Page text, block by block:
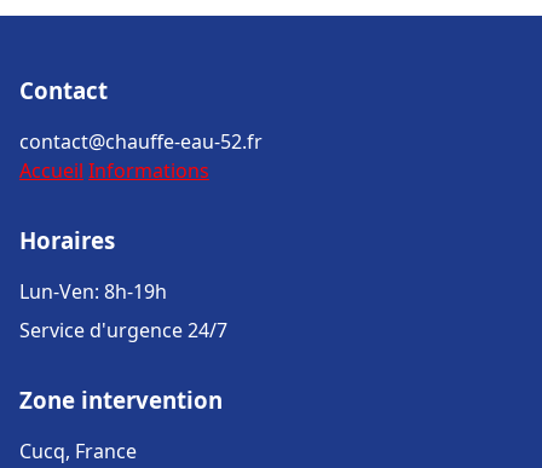
Contact
contact@chauffe-eau-52.fr
Accueil Informations
Horaires
Lun-Ven: 8h-19h
Service d'urgence 24/7
Zone intervention
Cucq, France